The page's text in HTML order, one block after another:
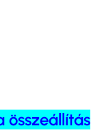
összeállítás